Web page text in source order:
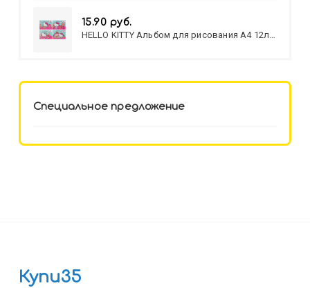
15.90 руб.
HELLO KITTY Альбом для рисования А4 12л.
Специальное предложение
Купи35